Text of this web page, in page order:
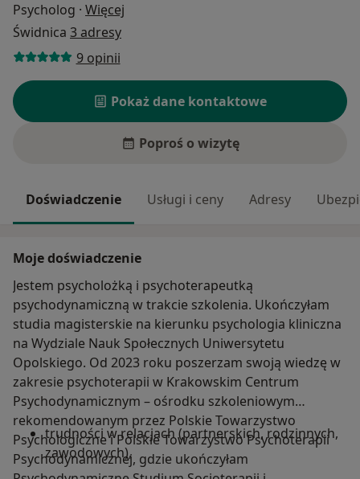
Psycholog · Więcej
Świdnica 3 adresy
9 opinii
Pokaż dane kontaktowe
Poproś o wizytę
Doświadczenie Usługi i ceny Adresy
Moje doświadczenie
Jestem psycholożką i psychoterapeutką
psychodynamiczną w trakcie szkolenia. Ukończyłam
studia magisterskie na kierunku psychologia kliniczna
na Wydziale Nauk Społecznych Uniwersytetu
Opolskiego. Od 2023 roku poszerzam swoją wiedzę w
zakresie psychoterapii w Krakowskim Centrum
Psychodynamicznym – ośrodku szkoleniowym
rekomendowanym przez Polskie Towarzystwo
Psychologiczne i Polskie Towarzystwo Psychoterapii
Psychodynamicznej, gdzie ukończyłam
trudności w relacjach (partnerskich, rodzinnych,
zawodowych),